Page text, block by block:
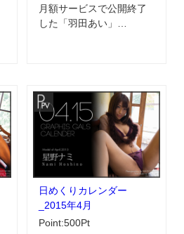
月額サービスで公開終了
した「羽田あい」…
日めくりカレンダー
_2015年4月
Point:500Pt